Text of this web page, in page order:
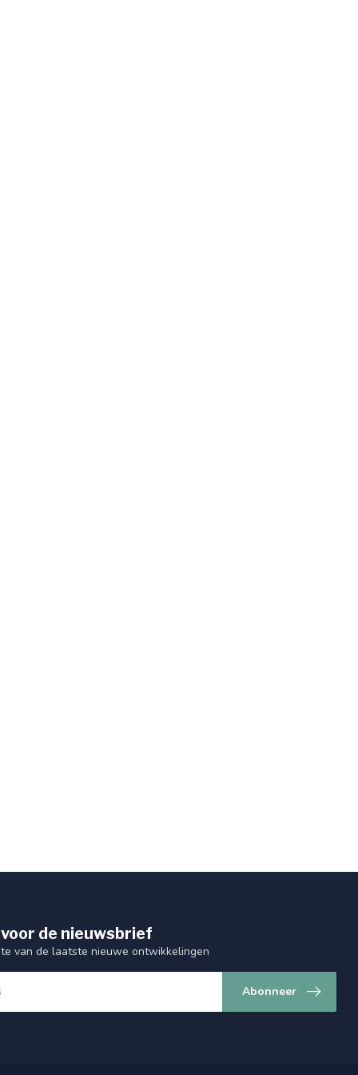
de nieuwsbrief
van de laatste nieuwe ontwikkelingen
Abonneer